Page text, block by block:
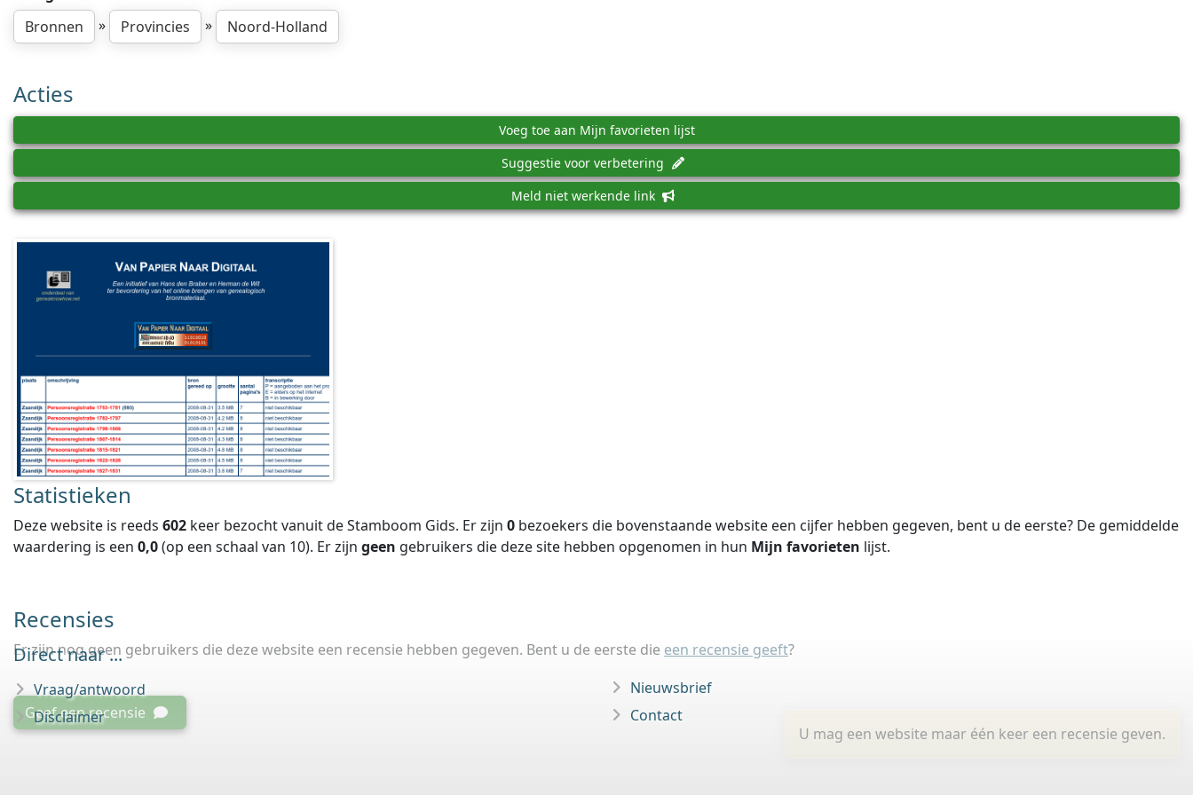
Bronnen
» Provincies » Noord-Holland
Acties
Voeg toe aan Mijn favorieten lijst
Suggestie voor verbetering
Meld niet werkende link
Statistieken
Deze website is reeds 602 keer bezocht vanuit de Stamboom Gids. Er zijn 0 bezoekers die bovenstaande website een cijfer hebben gegeven, bent u de eerste? De gemiddelde
waardering is een 0,0(op een schaal van 10). Er zijn geen gebruikers die deze site hebben opgenomen in hun Mijn favorieten lijst.
Recensies
Er zijn nog geen gebruikers die deze website een recensie hebben gegeven. Bent u de eerste die een recensie geeft?
U mag een website maar één keer een recensie geven.
Geef een recensie
Direct naar ...
Vraag/antwoord
Disclaimer
Nieuwsbrief
Contact